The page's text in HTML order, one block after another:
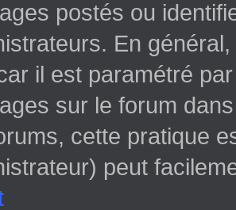
postés ou
En
il est paramétré
sur le forum
cette pratique
peut